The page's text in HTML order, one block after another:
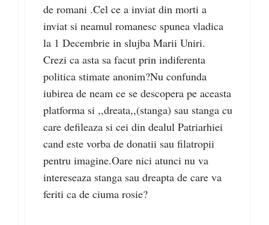
de romani .Cel ce a inviat din morti a
inviat si neamul romanesc spunea vladica
la 1 Decembrie in slujba Marii Uniri.
Crezi ca asta sa facut prin indiferenta
politica stimate anonim?Nu confunda
iubirea de neam ce se descopera pe aceasta
platforma si ,,dreata,,(stanga) sau stanga cu
care defileaza si cei din dealul Patriarhiei
cand este vorba de donatii sau filatropii
pentru imagine.Oare nici atunci nu va
intereseaza stanga sau dreapta de care va
feriti ca de ciuma rosie?